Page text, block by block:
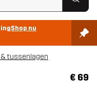
Shop nu
tussenlagen
€ 69